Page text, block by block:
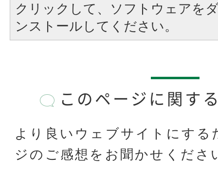
クリックして、ソフトウェアを
ンストールしてください。
このページに関す
より良いウェブサイトにする
ジのご感想をお聞かせくださ